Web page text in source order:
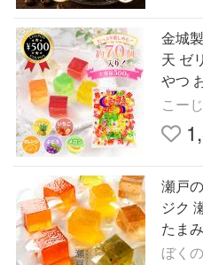
金城
天 ゼ
やつ
ング
ー
こー
瀬戸の蜜果 [1箱]
ジク
たま
沢に
ぼく